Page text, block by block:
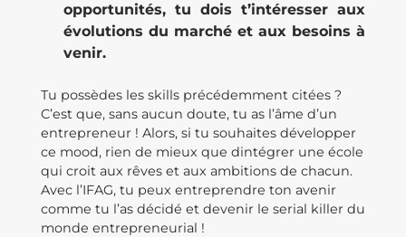
opportunités, tu dois t’intéresser aux
évolutions du marché et aux besoins à
venir.
Tu possèdes les skills précédemment citées ?
C’est que, sans aucun doute, tu as l’âme d’un
entrepreneur ! Alors, si tu souhaites développer
ce mood, rien de mieux que dintégrer une école
qui croit aux rêves et aux ambitions de chacun.
Avec l’IFAG, tu peux entreprendre ton avenir
comme tu l’as décidé et devenir le serial killer du
monde entrepreneurial !